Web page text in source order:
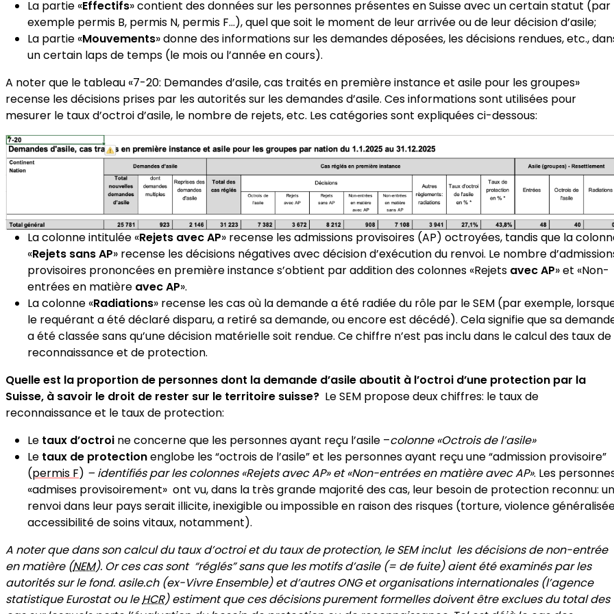
La partie «Effectifs» contient des données sur les personnes présentes en Suisse avec un certain statut (par
exemple permis B, permis N, permis F…), quel que soit le moment de leur arrivée ou de leur décision d’asile;
La partie «Mouvements» donne des informations sur les demandes déposées, les décisions rendues, etc.,
un certain laps de temps (le mois ou l’année en cours).
A noter que le tableau «7-20: Demandes d’asile, cas traités en première instance et asile pour les groupes»
recense les décisions prises par les autorités sur les demandes d’asile. Ces informations sont utilisées pour
mesurer le taux d’octroi d’asile, le nombre de rejets, etc. Les catégories sont expliquées ci-dessous:
La colonne intitulée «Rejets avec AP» recense les admissions provisoires (AP) octroyées, tandis que la
«Rejets sans AP» recense les décisions négatives avec décision d’exécution du renvoi. Le nombre
provisoires prononcées en première instance s’obtient par addition des colonnes «Rejets avec AP» et «Non-
entrées en matière avec AP».
La colonne «Radiations» recense les cas où la demande a été radiée du rôle par le SEM (par exemple,
le requérant a été déclaré disparu, a retiré sa demande, ou encore est décédé). Cela signifie que sa
a été classée sans qu’une décision matérielle soit rendue. Ce chiffre n’est pas inclu dans le calcul des taux de
reconnaissance et de protection.
Quelle est la proportion de personnes dont la demande d’asile aboutit à l’octroi d’une protection par la
Suisse, à savoir le droit de rester sur le territoire suisse? Le SEM propose deux chiffres: le taux de
reconnaissance et le taux de protection:
Le taux d’octroi ne concerne que les personnes ayant reçu l’asile –colonne «Octrois de l’asile»
Le taux de protectionenglobe les “octrois de l’asile” et les personnes ayant reçu une “admission provisoire”
(permis F) – identifiés par les colonnes «Rejets avec AP» et «Non-entrées en matière avec AP». Les
«admises provisoirement» ont vu, dans la très grande majorité des cas, leur besoin de protection reconnu: un
renvoi dans leur pays serait illicite, inexigible ou impossible en raison des risques (torture, violence
accessibilité de soins vitaux, notamment).
A noter que dans son calcul du taux d’octroi et du taux de protection, le SEM inclut les décisions de non-entrée
en matière (NEM). Or ces cas sont “réglés” sans que les motifs d’asile (= de fuite) aient été examinés par les
autorités sur le fond. asile.ch (ex-Vivre Ensemble) et d’autres ONG et organisations internationales (l’agence
statistique Eurostat ou leHCR) estiment que ces décisions purement formelles doivent être exclues du total des